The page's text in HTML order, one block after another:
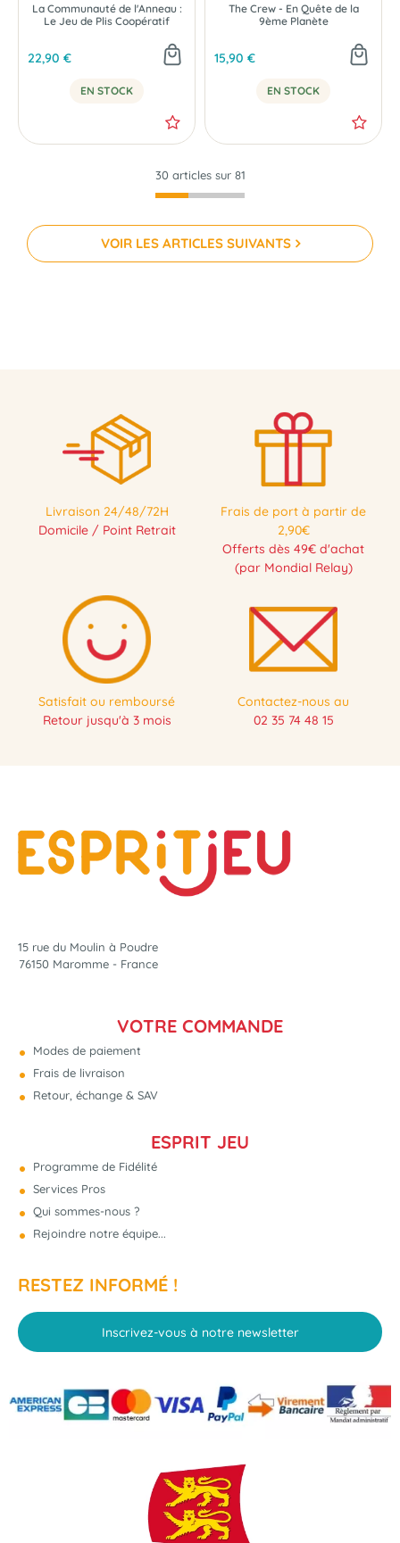
La Communauté de l'Anneau :
Le Jeu de Plis Coopératif
22,90 €
EN STOCK
The Crew - En Quête de la
9ème Planète
15,90 €
EN STOCK
30 articles sur 81
VOIR LES ARTICLES SUIVANTS
Livraison 24/48/72H
Domicile / Point Retrait
Frais de port à partir de
2,90€
Offerts dès 49€ d'achat
(par Mondial Relay)
Satisfait ou remboursé
Retour jusqu'à 3 mois
Contactez-nous au
02 35 74 48 15
15 rue du Moulin à Poudre
76150 Maromme - France
VOTRE COMMANDE
Modes de paiement
Frais de livraison
Retour, échange & SAV
ESPRIT JEU
Programme de Fidélité
Services Pros
Qui sommes-nous ?
Rejoindre notre équipe...
RESTEZ INFORMÉ !
Inscrivez-vous à notre newsletter